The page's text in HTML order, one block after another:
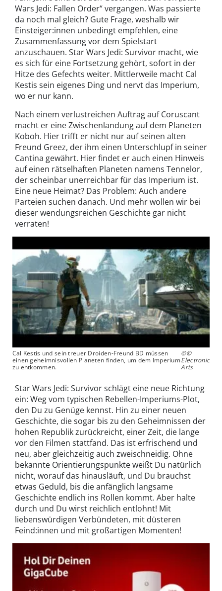
Wars Jedi: Fallen Order“ vergangen. Was passierte
da noch mal gleich? Gute Frage, weshalb wir
Einsteiger:innen unbedingt empfehlen, eine
Zusammenfassung vor dem Spielstart
anzuschauen. Star Wars Jedi: Survivor macht, wie
es sich für eine Fortsetzung gehört, sofort in der
Hitze des Gefechts weiter. Mittlerweile macht Cal
Kestis sein eigenes Ding und nervt das Imperium,
wo er nur kann.
Nach einem verlustreichen Auftrag auf Coruscant
macht er eine Zwischenlandung auf dem Planeten
Koboh. Hier trifft er nicht nur auf seinen alten
Freund Greez, der ihm einen Unterschlupf in seiner
Cantina gewährt. Hier findet er auch einen Hinweis
auf einen rätselhaften Planeten namens Tennelor,
der scheinbar unerreichbar für das Imperium ist.
Eine neue Heimat? Das Problem: Auch andere
Parteien suchen danach. Und mehr wollen wir bei
dieser wendungsreichen Geschichte gar nicht
verraten!
Cal Kestis und sein treuer Droiden-Freund BD müssen
einen geheimnisvollen Planeten finden, um dem Imperium
zu entkommen.
©©
Electronic
Arts
Star Wars Jedi: Survivor schlägt eine neue Richtung
ein: Weg vom typischen Rebellen-Imperiums-Plot,
den Du zu Genüge kennst. Hin zu einer neuen
Geschichte, die sogar bis zu den Geheimnissen der
hohen Republik zurückreicht, einer Zeit, die lange
vor den Filmen stattfand. Das ist erfrischend und
neu, aber gleichzeitig auch zweischneidig. Ohne
bekannte Orientierungspunkte weißt Du natürlich
nicht, worauf das hinausläuft, und Du brauchst
etwas Geduld, bis die anfänglich langsame
Geschichte endlich ins Rollen kommt. Aber halte
durch und Du wirst reichlich entlohnt! Mit
liebenswürdigen Verbündeten, mit düsteren
Feind:innen und mit großartigen Momenten!